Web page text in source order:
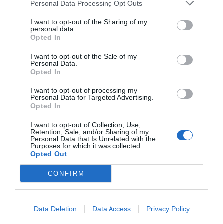
Personal Data Processing Opt Outs
I want to opt-out of the Sharing of my
personal data.
Opted In
I want to opt-out of the Sale of my
Personal Data.
Opted In
I want to opt-out of processing my
Personal Data for Targeted Advertising.
Opted In
I want to opt-out of Collection, Use,
Retention, Sale, and/or Sharing of my
Personal Data that Is Unrelated with the
Purposes for which it was collected.
Opted Out
CONFIRM
Data Deletion Data Access Privacy Policy
συχνοτήτων ραδιοφώνων στην
Αττική
03.08.2026 - 11:15